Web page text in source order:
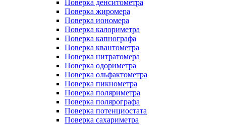
Поверка денситометра
Поверка жиромера
Поверка иономера
Поверка калориметра
Поверка капнографа
Поверка квантометра
Поверка нитратомера
Поверка одориметра
Поверка ольфактометра
Поверка пикнометра
Поверка поляриметра
Поверка полярографа
Поверка потенциостата
Поверка сахариметра